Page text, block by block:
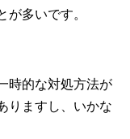
が多いです。
時的な対処方法が
りますし、いかな